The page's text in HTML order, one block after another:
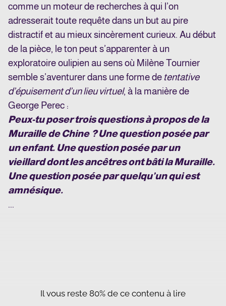
comme un moteur de recherches à qui l’on
adresserait toute requête dans un but au pire
distractif et au mieux sincèrement curieux. Au début
de la pièce, le ton peut s’apparenter à un
exploratoire oulipien au sens où Milène Tournier
semble s’aventurer dans une forme de tentative
d’épuisement d’un lieu virtuel, à la manière de
George Perec :
Peux-tu poser trois questions à propos de la
Muraille de Chine ? Une question posée par
un enfant. Une question posée par un
vieillard dont les ancêtres ont bâti la Muraille.
Une question posée par quelqu’un qui est
amnésique.
...
Il vous reste 80% de ce contenu à lire